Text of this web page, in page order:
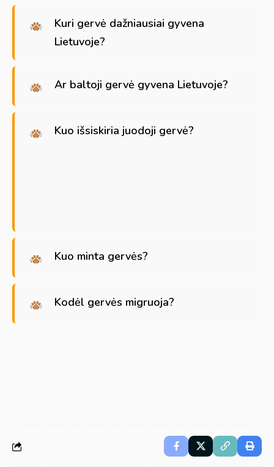
Kuri gervė dažniausiai gyvena
Lietuvoje?
Ar baltoji gervė gyvena Lietuvoje?
Kuo išsiskiria juodoji gervė?
Kuo minta gervės?
Kodėl gervės migruoja?